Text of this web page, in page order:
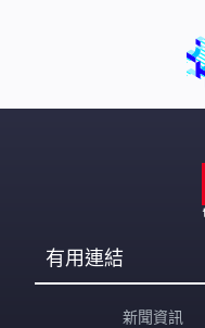
有用連結
新聞資訊